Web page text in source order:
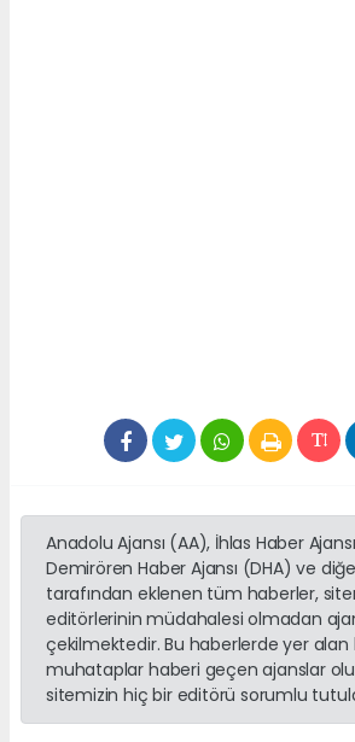
Anadolu Ajansı (AA), İhlas Haber
Demirören Haber Ajansı (DHA) ve
tarafından eklenen tüm haberler,
editörlerinin müdahalesi olmadan
çekilmektedir. Bu haberlerde yer alan
muhataplar haberi geçen ajanslar
sitemizin hiç bir editörü sorumlu